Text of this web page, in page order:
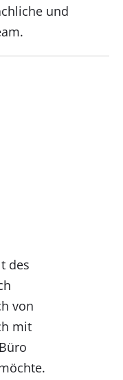
und
des
von
mit